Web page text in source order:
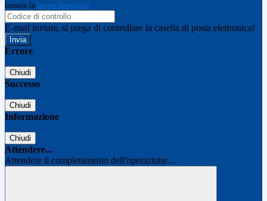
tramite la Login Spaggiari
E-mail inviata, si prega di controllare la casella di posta elettronica!
Errore
Chiudi
Successo
Chiudi
Informazione
Chiudi
Attendere...
Attendere il completamento dell'operazione...